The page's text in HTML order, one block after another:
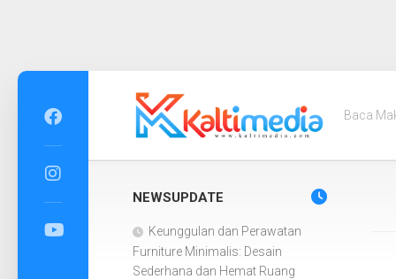
Skip
content
Baca
NEWSUPDATE
Keunggulan dan Perawatan
Furniture Minimalis: Desain
Sederhana dan Hemat Ruang